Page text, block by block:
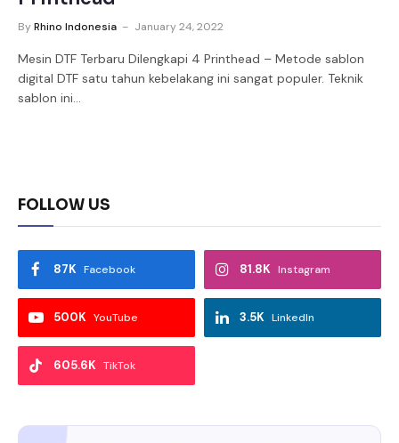
ByRhino Indonesia January 24, 2022
Mesin DTF Terbaru Dilengkapi 4 Printhead – Metode sablon
digital DTF satu tahun kebelakang ini sangat populer. Teknik
sablon ini…
FOLLOW US
Facebook
87K Instagram
81.8K
YouTube
500K LinkedIn
3.5K
TikTok
605.6K